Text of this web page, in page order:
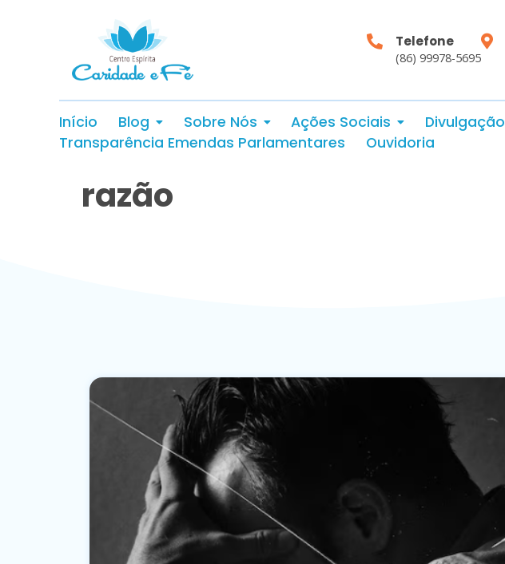
Telefone
(86) 99978-5695
Início Blog Sobre Nós Ações Sociais Divulgação
Transparência Emendas Parlamentares
Ouvidoria
razão